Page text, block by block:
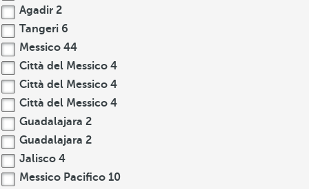
Agadir 2
Tangeri 6
Messico 44
Città del Messico 4
Città del Messico 4
Città del Messico 4
Guadalajara 2
Guadalajara 2
Jalisco 4
Messico Pacifico 10